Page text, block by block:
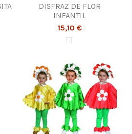
DISFRAZ DE FLOR
INFANTIL
15,10 €